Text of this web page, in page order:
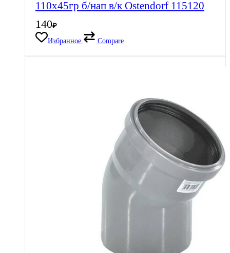
110х45гр б/нап в/к Ostendorf 115120
140₽
Избранное
Compare